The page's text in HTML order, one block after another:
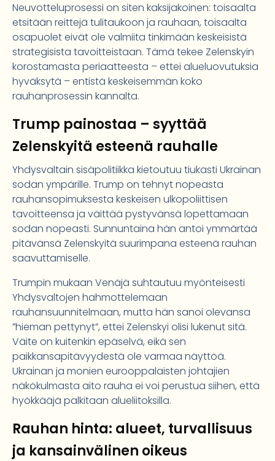
Neuvotteluprosessi on siten kaksijakoinen: toisaalta
etsitään reittejä tulitaukoon ja rauhaan, toisaalta
osapuolet eivät ole valmiita tinkimään keskeisistä
strategisista tavoitteistaan. Tämä tekee Zelenskyin
korostamasta periaatteesta – ettei alueluovutuksia
hyväksytä – entistä keskeisemmän koko
rauhanprosessin kannalta.
Trump painostaa – syyttää
Zelenskyitä esteenä rauhalle
Yhdysvaltain sisäpolitiikka kietoutuu tiukasti Ukrainan
sodan ympärille. Trump on tehnyt nopeasta
rauhansopimuksesta keskeisen ulkopoliittisen
tavoitteensa ja väittää pystyvänsä lopettamaan
sodan nopeasti. Sunnuntaina hän antoi ymmärtää
pitävänsä Zelenskyitä suurimpana esteenä rauhan
saavuttamiselle.
Trumpin mukaan Venäjä suhtautuu myönteisesti
Yhdysvaltojen hahmottelemaan
rauhansuunnitelmaan, mutta hän sanoi olevansa
”hieman pettynyt”, ettei Zelenskyi olisi lukenut sitä.
Väite on kuitenkin epäselvä, eikä sen
paikkansapitävyydestä ole varmaa näyttöä.
Ukrainan ja monien eurooppalaisten johtajien
näkökulmasta aito rauha ei voi perustua siihen, että
hyökkääjä palkitaan alueliitoksilla.
Rauhan hinta: alueet, turvallisuus
ja kansainvälinen oikeus